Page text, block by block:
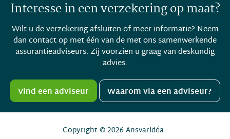
Interesse in een verzekering op maat?
Wilt u de verzekering afsluiten of meer informatie? Neem
dan contact op met één van de met ons samenwerkende
assurantieadviseurs. Zij voorzien u graag van deskundig
advies.
Vind een adviseur Waarom via een adviseur?
Copyright © 2026 AnsvarIdéa